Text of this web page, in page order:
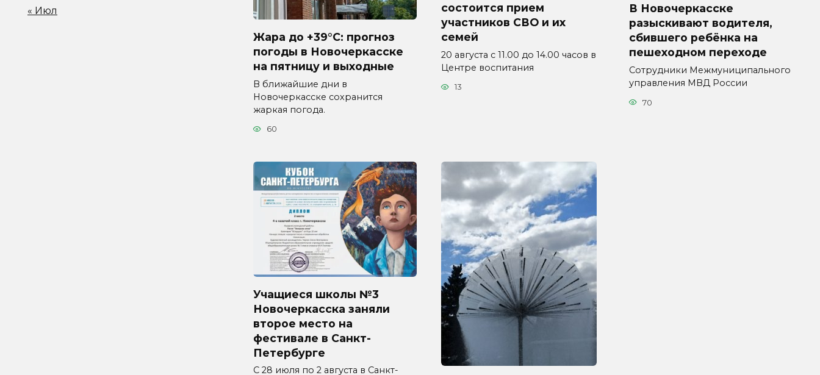
Жара до +39°C: прогноз
погоды в Новочеркасске
на пятницу и выходные
В ближайшие дни в
Новочеркасске сохранится
жаркая погода.
60
состоится прием
участников СВО и их
семей
20 августа с 11.00 до 14.00 часов в
Центре воспитания
13
В Новочеркасске
разыскивают водителя,
сбившего ребёнка на
пешеходном переходе
Сотрудники Межмуниципального
управления МВД России
70
Учащиеся школы №3
Новочеркасска заняли
второе место на
фестивале в Санкт-
Петербурге
С 28 июля по 2 августа в Санкт-
« Июл